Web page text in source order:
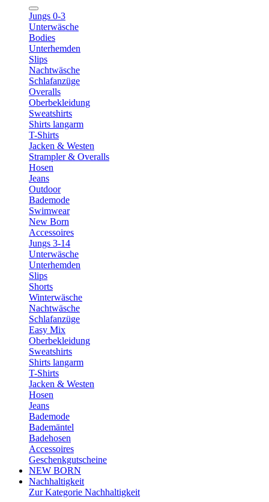
Jungs 0-3
Unterwäsche
Bodies
Unterhemden
Slips
Nachtwäsche
Schlafanzüge
Overalls
Oberbekleidung
Sweatshirts
Shirts langarm
T-Shirts
Jacken & Westen
Strampler & Overalls
Hosen
Jeans
Outdoor
Bademode
Swimwear
New Born
Accessoires
Jungs 3-14
Unterwäsche
Unterhemden
Slips
Shorts
Winterwäsche
Nachtwäsche
Schlafanzüge
Easy Mix
Oberbekleidung
Sweatshirts
Shirts langarm
T-Shirts
Jacken & Westen
Hosen
Jeans
Bademode
Bademäntel
Badehosen
Accessoires
Geschenkgutscheine
NEW BORN
Nachhaltigkeit
Zur Kategorie Nachhaltigkeit